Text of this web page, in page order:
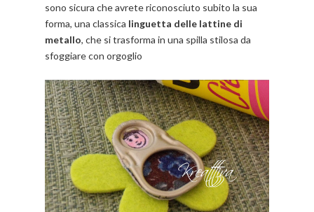
sono sicura che avrete riconosciuto subito la sua
forma, una classica linguetta delle lattine di
metallo, che si trasforma in una spilla stilosa da
sfoggiare con orgoglio